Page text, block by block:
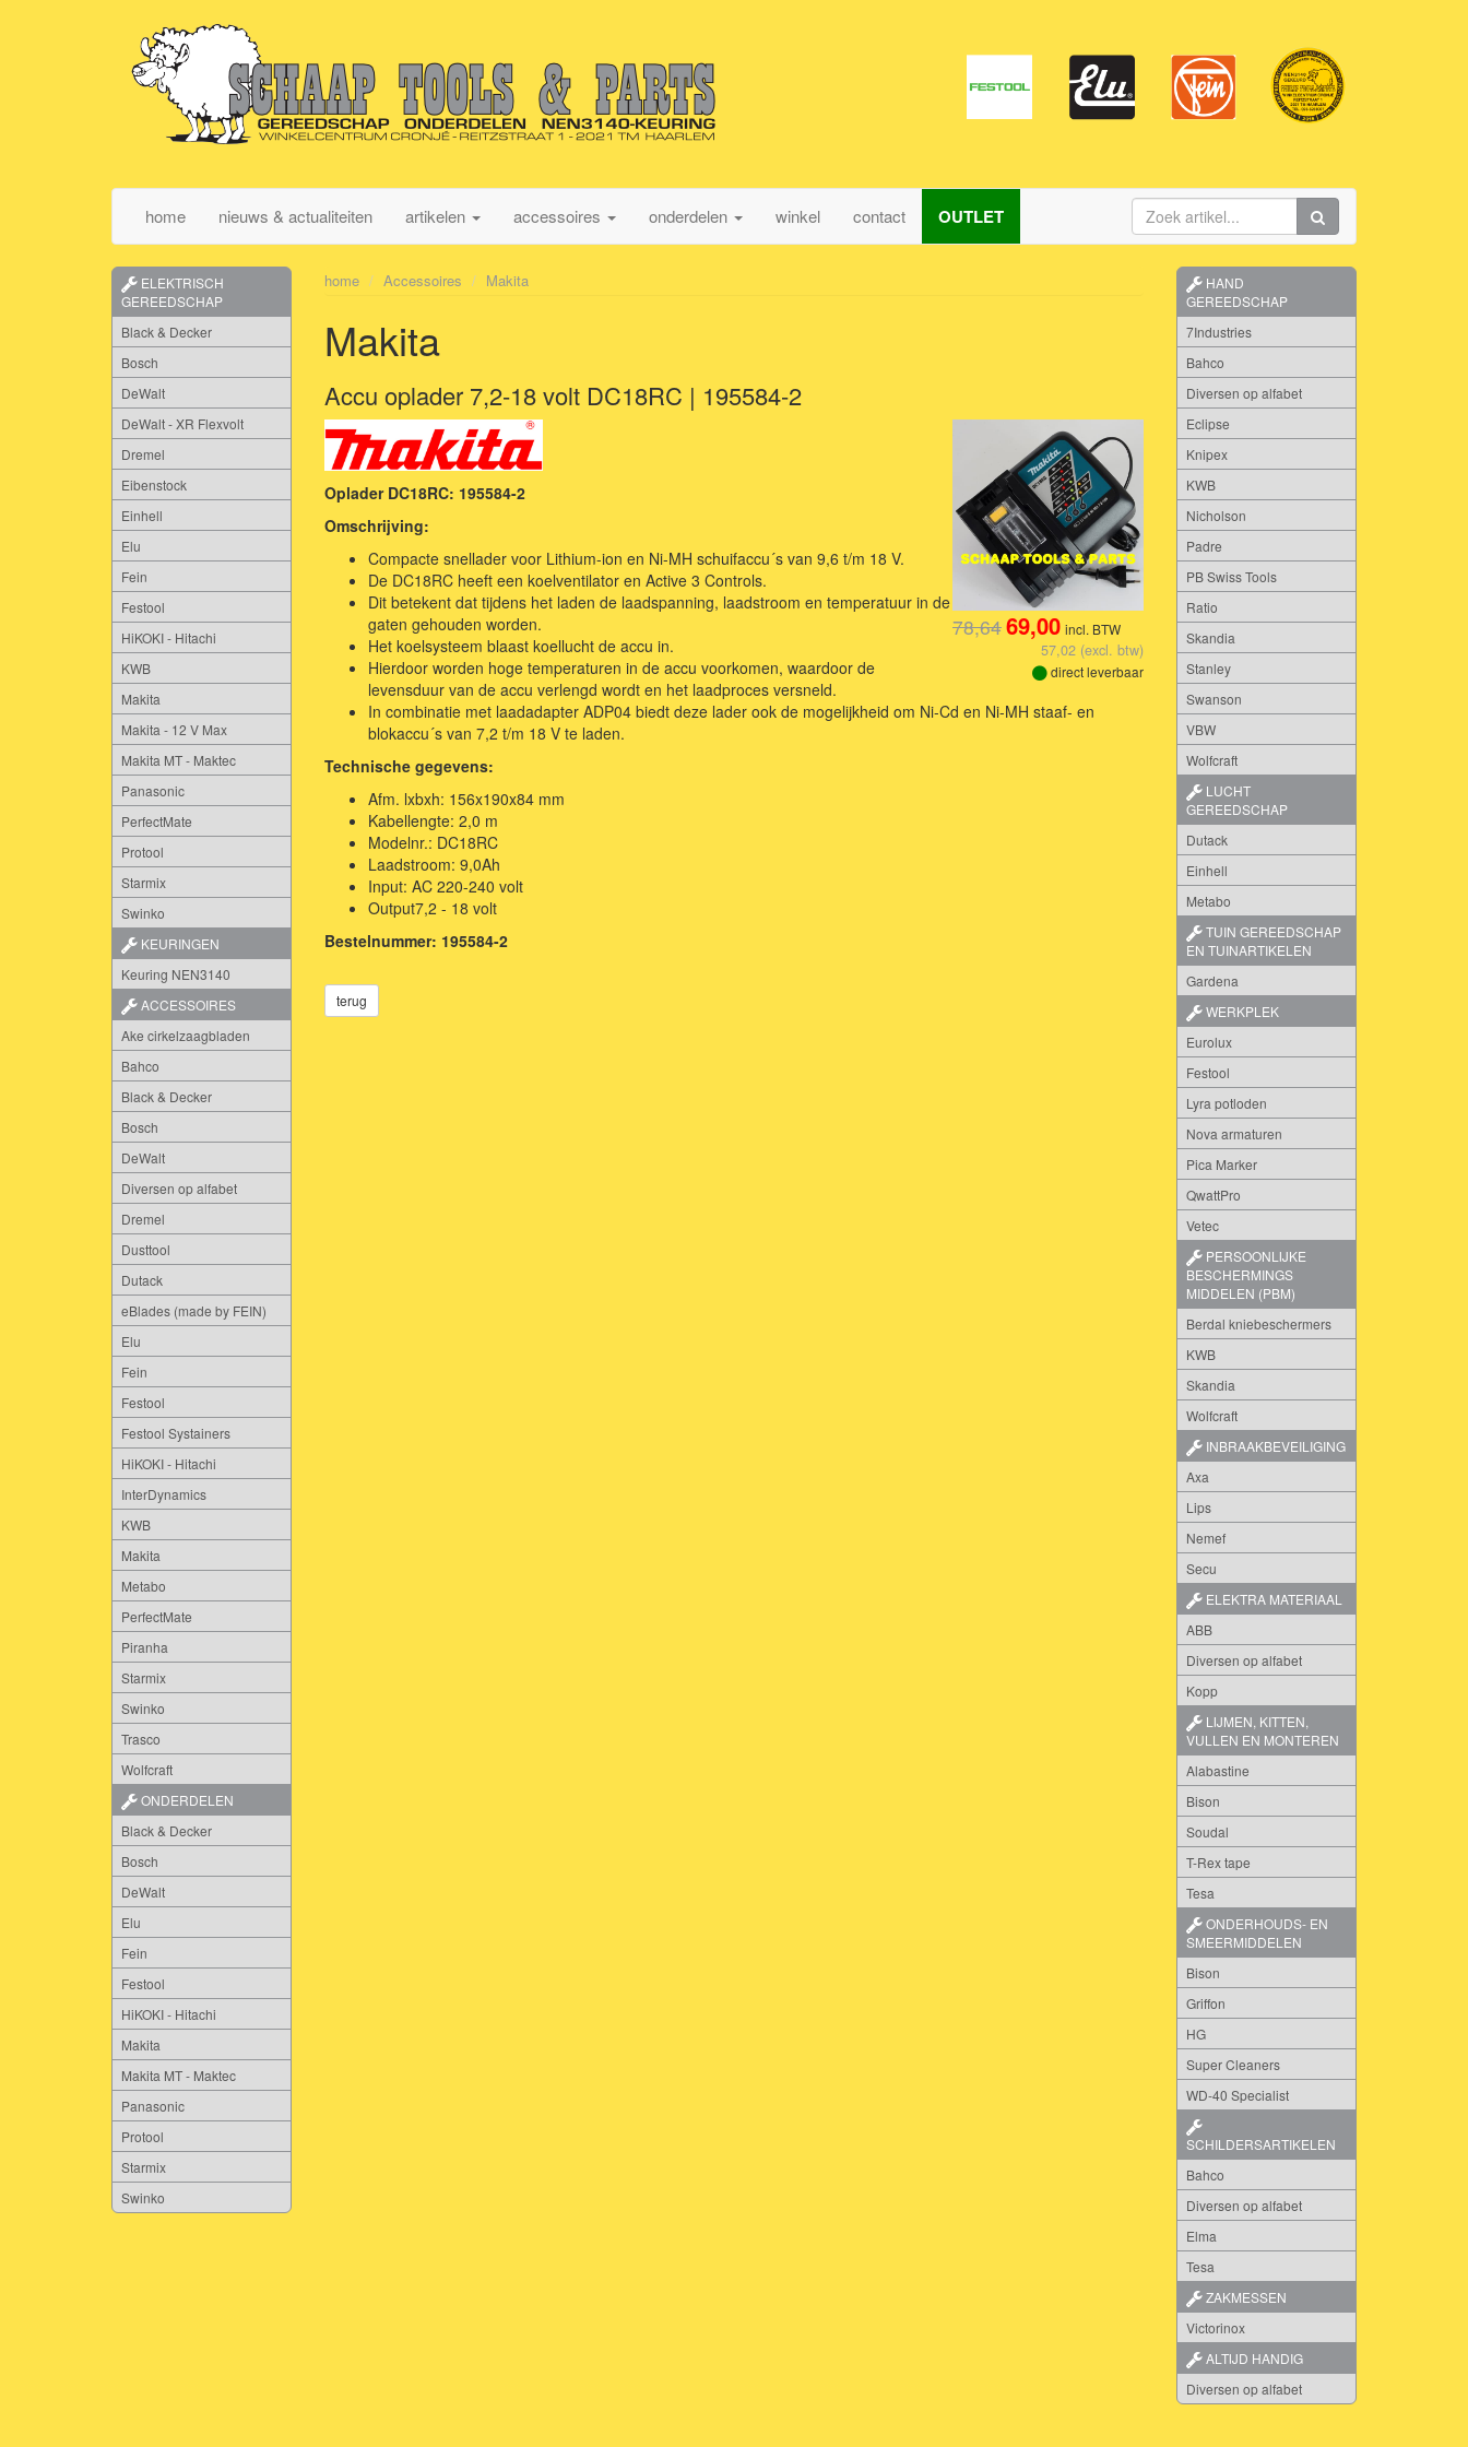
home nieuws & actualiteiten artikelen accessoires onderdelen winkel contact OUTLET
ELEKTRISCH
GEREEDSCHAP
Black & Decker
Bosch
DeWalt
DeWalt - XR Flexvolt
Dremel
Eibenstock
Einhell
Elu
Fein
Festool
HiKOKI - Hitachi
KWB
Makita
Makita - 12 V Max
Makita MT - Maktec
Panasonic
PerfectMate
Protool
Starmix
Swinko
KEURINGEN
Keuring NEN3140
ACCESSOIRES
Ake cirkelzaagbladen
Bahco
Black & Decker
Bosch
DeWalt
Diversen op alfabet
Dremel
Dusttool
Dutack
eBlades (made by FEIN)
Elu
Fein
Festool
Festool Systainers
HiKOKI - Hitachi
InterDynamics
KWB
Makita
Metabo
PerfectMate
Piranha
Starmix
Swinko
Trasco
Wolfcraft
ONDERDELEN
Black & Decker
Bosch
DeWalt
Elu
Fein
Festool
HiKOKI - Hitachi
Makita
Makita MT - Maktec
Panasonic
Protool
Starmix
Swinko
home Accessoires Makita
Makita
Accu oplader 7,2-18 volt DC18RC | 195584-2
78,6469,00 incl. BTW
57,02 (excl. btw)
direct leverbaar
Oplader DC18RC: 195584-2
Omschrijving:
Compacte snellader voor Lithium-ion en Ni-MH schuifaccu´s van 9,6 t/m 18 V.
De DC18RC heeft een koelventilator en Active 3 Controls.
Dit betekent dat tijdens het laden de laadspanning, laadstroom en temperatuur in de
gaten gehouden worden.
Het koelsysteem blaast koellucht de accu in.
Hierdoor worden hoge temperaturen in de accu voorkomen, waardoor de
levensduur van de accu verlengd wordt en het laadproces versneld.
In combinatie met laadadapter ADP04 biedt deze lader ook de mogelijkheid om Ni-Cd en Ni-MH staaf- en
blokaccu´s van 7,2 t/m 18 V te laden.
Technische gegevens:
Afm. lxbxh: 156x190x84 mm
Kabellengte: 2,0 m
Modelnr.: DC18RC
Laadstroom: 9,0Ah
Input: AC 220-240 volt
Output7,2 - 18 volt
Bestelnummer: 195584-2
terug
HAND
GEREEDSCHAP
7Industries
Bahco
Diversen op alfabet
Eclipse
Knipex
KWB
Nicholson
Padre
PB Swiss Tools
Ratio
Skandia
Stanley
Swanson
VBW
Wolfcraft
LUCHT
GEREEDSCHAP
Dutack
Einhell
Metabo
TUIN GEREEDSCHAP
EN TUINARTIKELEN
Gardena
WERKPLEK
Eurolux
Festool
Lyra potloden
Nova armaturen
Pica Marker
QwattPro
Vetec
PERSOONLIJKE
BESCHERMINGS
MIDDELEN (PBM)
Berdal kniebeschermers
KWB
Skandia
Wolfcraft
INBRAAKBEVEILIGING
Axa
Lips
Nemef
Secu
ELEKTRA MATERIAAL
ABB
Diversen op alfabet
Kopp
LIJMEN, KITTEN,
VULLEN EN MONTEREN
Alabastine
Bison
Soudal
T-Rex tape
Tesa
ONDERHOUDS- EN
SMEERMIDDELEN
Bison
Griffon
HG
Super Cleaners
WD-40 Specialist
SCHILDERSARTIKELEN
Bahco
Diversen op alfabet
Elma
Tesa
ZAKMESSEN
Victorinox
ALTIJD HANDIG
Diversen op alfabet